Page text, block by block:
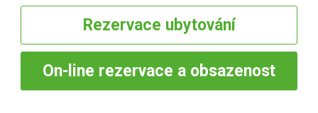
Rezervace ubytování
On-line rezervace a obsazenost